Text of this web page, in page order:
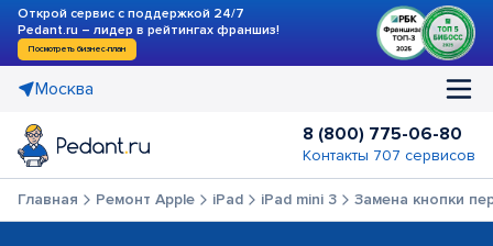
Открой сервис с поддержкой 24/7
Pedant.ru – лидер в рейтингах франшиз!
Посмотреть бизнес-план
Москва
8 (800) 775-06-80
Контакты 707 сервисов
Главная Ремонт Apple iPad iPad mini 3 Замена кнопки